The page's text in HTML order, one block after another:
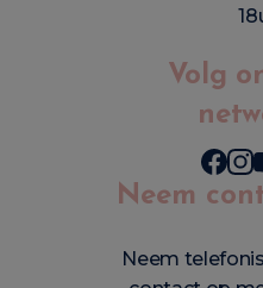
Volg
Neem
Neem